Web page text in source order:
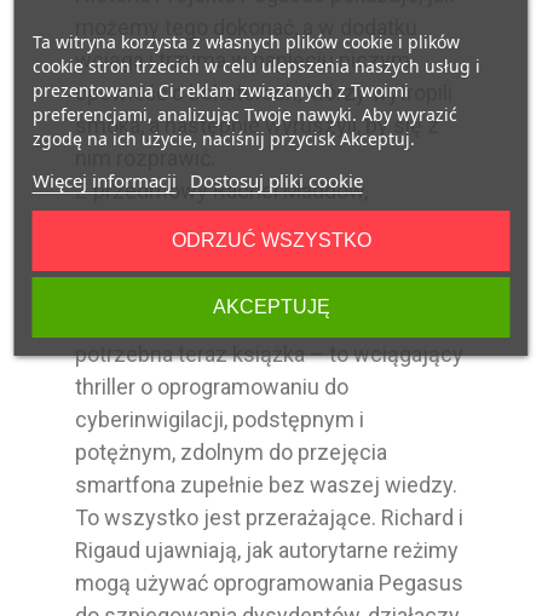
wciąga i trzyma w napięciu niczym
opowieść o bohaterach, którzy wytropili
smoka, a następnie wyruszyli, by się z
nim rozprawić.
Z przedmowy Rachel Maddow,
nagradzanej dziennikarki radiowej i
„Pegasus” to alarmująca i bardzo
potrzebna teraz książka – to wciągający
thriller o oprogramowaniu do
cyberinwigilacji, podstępnym i
potężnym, zdolnym do przejęcia
smartfona zupełnie bez waszej wiedzy.
To wszystko jest przerażające. Richard i
Rigaud ujawniają, jak autorytarne reżimy
mogą używać oprogramowania Pegasus
Ta witryna korzysta z własnych plików cookie i plików
cookie stron trzecich w celu ulepszenia naszych usług i
prezentowania Ci reklam związanych z Twoimi
preferencjami, analizując Twoje nawyki. Aby wyrazić
zgodę na ich użycie, naciśnij przycisk Akceptuj.
Więcej informacji Dostosuj pliki cookie
ODRZUĆ WSZYSTKO
AKCEPTUJĘ